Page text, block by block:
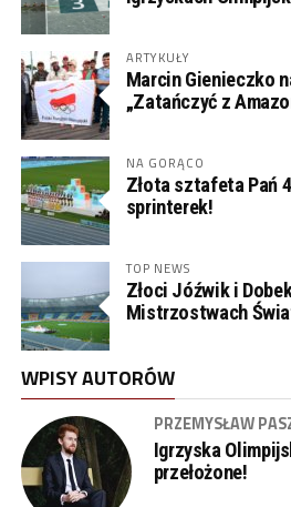
ARTYKUŁY
Marcin Gienieczko
„Zatańczyć z
NA GORĄCO
Złota sztafeta Pań
sprinterek!
TOP NEWS
Złoci Jóźwik i
Mistrzostwach
WPISY AUTORÓW
PRZEMYSŁAW
Igrzyska
przełożone!